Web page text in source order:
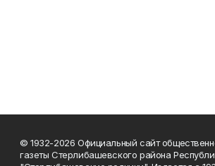
© 1932-2026 Официальный сайт
газеты Стерлибашевского района